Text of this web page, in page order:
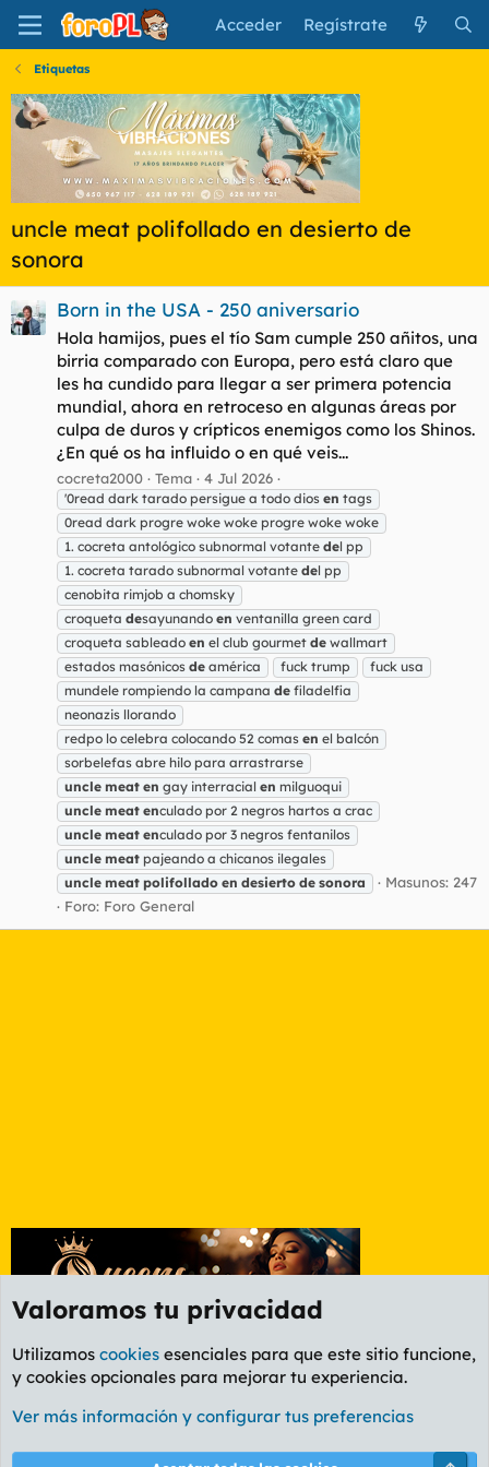
Acceder Regístrate
Etiquetas
uncle meat polifollado en desierto de
sonora
Born in the USA - 250 aniversario
Hola hamijos, pues el tío Sam cumple 250 añitos, una
birria comparado con Europa, pero está claro que
les ha cundido para llegar a ser primera potencia
mundial, ahora en retroceso en algunas áreas por
culpa de duros y crípticos enemigos como los Shinos.
¿En qué os ha influido o en qué veis...
cocreta2000 Tema 4 Jul 2026
'0read dark tarado persigue a todo dios en tags
0read dark progre woke woke progre woke woke
1. cocreta antológico subnormal votante del pp
1. cocreta tarado subnormal votante del pp
cenobita rimjob a chomsky
croqueta desayunando en ventanilla green card
croqueta sableado en el club gourmet de wallmart
estados masónicos de américa fuck trump
fuck usa
mundele rompiendo la campana de filadelfia
neonazis llorando
redpo lo celebra colocando 52 comas en el balcón
sorbelefas abre hilo para arrastrarse
uncle meat en gay interracial en milguoqui
uncle meat enculado por 2 negros hartos a crac
uncle meat enculado por 3 negros fentanilos
uncle meat pajeando a chicanos ilegales
uncle meat polifollado en desierto de sonora
Masunos: 247
Foro: Foro General
Etiquetas
Cookies
PL OLDSTYLE AMARILLO
Valoramos tu privacidad
Utilizamos cookies esenciales para que este sitio funcione,
y cookies opcionales para mejorar tu experiencia.
Ver más información y configurar tus preferencias